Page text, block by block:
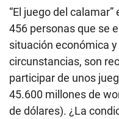
“El juego del
456 personas que se
situación económica
circunstancias, son
participar de unos
45.600 millones de
de dólares). ¿La